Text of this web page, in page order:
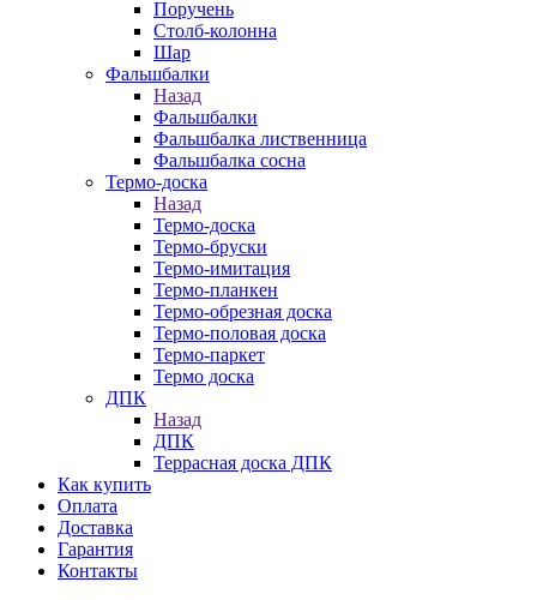
Поручень
Столб-колонна
Шар
Фальшбалки
Назад
Фальшбалки
Фальшбалка лиственница
Фальшбалка сосна
Термо-доска
Назад
Термо-доска
Термо-бруски
Термо-имитация
Термо-планкен
Термо-обрезная доска
Термо-половая доска
Термо-паркет
Термо доска
ДПК
Назад
ДПК
Террасная доска ДПК
Как купить
Оплата
Доставка
Гарантия
Контакты